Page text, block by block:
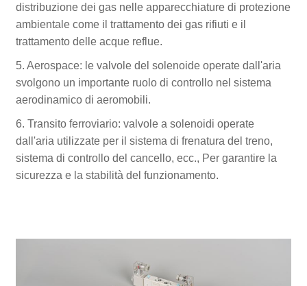
distribuzione dei gas nelle apparecchiature di protezione
ambientale come il trattamento dei gas rifiuti e il
trattamento delle acque reflue.
5. Aerospace: le valvole del solenoide operate dall'aria
svolgono un importante ruolo di controllo nel sistema
aerodinamico di aeromobili.
6. Transito ferroviario: valvole a solenoidi operate
dall'aria utilizzate per il sistema di frenatura del treno,
sistema di controllo del cancello, ecc., Per garantire la
sicurezza e la stabilità del funzionamento.